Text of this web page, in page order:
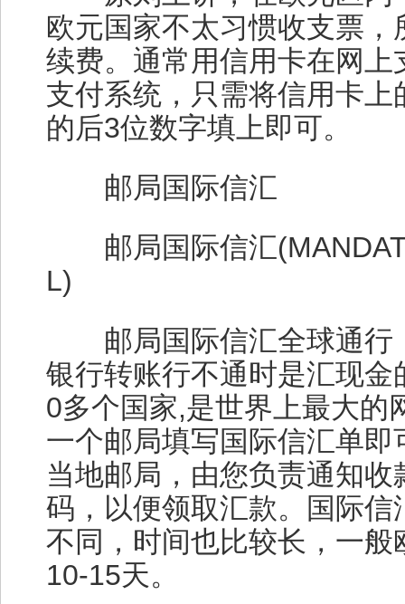
欧元国家不太习惯收支票
续费。通常用信用卡在网
支付系统，只需将信用卡
的后3位数字填上即可。
邮局国际信汇
邮局国际信汇(MANDAT
L)
邮局国际信汇全球通行
银行转账行不通时是汇现
0多个国家,是世界上最大的
一个邮局填写国际信汇单
当地邮局，由您负责通知
码，以便领取汇款。国际
不同，时间也比较长，一
10-15天。